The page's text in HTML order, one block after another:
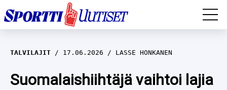
EM-YLEISURHEILU
JÄÄKIEKKO
TALVILAJIT 17.06.2026 LASSE HONKANEN
Suomalaishiihtäjä vaihtoi lajia